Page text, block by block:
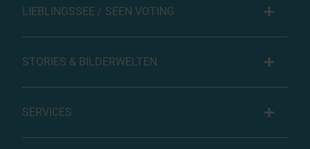
LIEBLINGSSEE / SEEN VOTING
STORIES & BILDERWELTEN
SERVICES